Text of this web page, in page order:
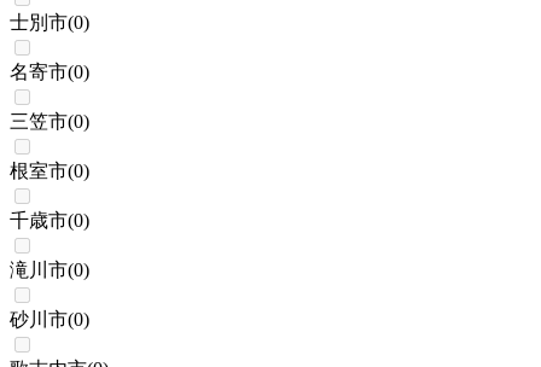
士別市(0)
名寄市(0)
三笠市(0)
根室市(0)
千歳市(0)
滝川市(0)
砂川市(0)